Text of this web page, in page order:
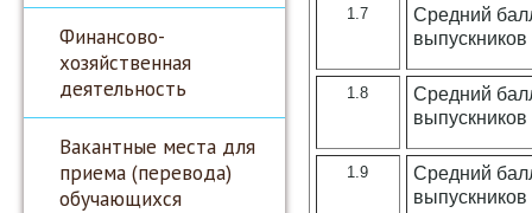
Финансово-
хозяйственная
деятельность
Вакантные места для
приема (перевода)
обучающихся
1.7
Средний
1.8
Средний
выпускников
1.9
Средний